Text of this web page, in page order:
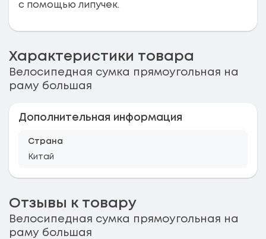
с помощью липучек.
Характеристики товара
Велосипедная сумка прямоугольная на
раму большая
Дополнительная информация
Страна
Китай
Отзывы к товару
Велосипедная сумка прямоугольная на
раму большая